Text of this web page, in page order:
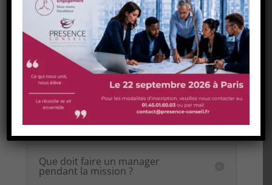
avéré
À quel stade doit-on déclencher
l’intervention psychologique ?
Quelle forme prend
concrètement le dispositif
d’accompagnement ?
Que doit faire un manager
pendant la mission ?